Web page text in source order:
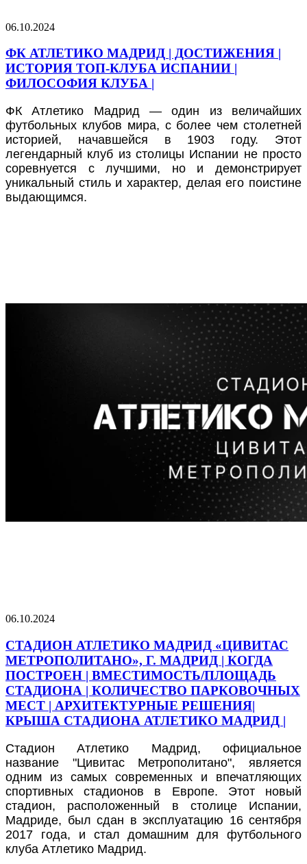
06.10.2024
ФК АТЛЕТИКО МАДРИД | ДОСТИЖЕНИЯ |
ИСТОРИЯ ТОП-КЛУБА ИСПАНИИ |
ФИЛОСОФИЯ КЛУБА |
ФК Атлетико Мадрид — один из величайших
футбольных клубов мира, с более чем столетней
историей, начавшейся в 1903 году. Этот
легендарный клуб из столицы Испании не просто
соревнуется с лучшими, но и демонстрирует
уникальный стиль и характер, делая его поистине
выдающимся.
06.10.2024
СТАДИОН АТЛЕТИКО МАДРИД «ЦИВИТАС
МЕТРОПОЛИТАНО», Г. МАДРИД | КОГДА
ПОСТРОЕН | ВМЕСТИМОСТЬ/ПЛОЩАДЬ
СТАДИОНА | КОЛИЧЕСТВО ПАРКОВОЧНЫХ
МЕСТ | АРХИТЕКТУРНЫЕ РЕШЕНИЯ|
КРЫША СТАДИОНА АТЛЕТИКО МАДРИД |
Стадион Атлетико Мадрид, официальное
название "Цивитас Метрополитано", является
одним из самых современных и впечатляющих
спортивных стадионов в Европе. Этот новый
стадион, расположенный в столице Испании,
Мадриде, был сдан в эксплуатацию 16 сентября
2017 года, и стал домашним для футбольного
клуба Атлетико Мадрид.